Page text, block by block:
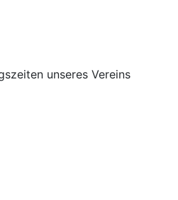
unseres Vereins